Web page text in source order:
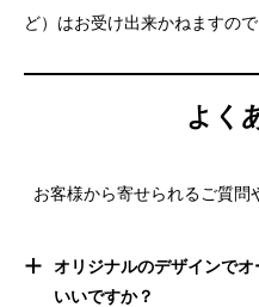
ど）はお受け出来かねますの
よく
お客様から寄せられるご質問
オリジナルのデザインで
いいですか？